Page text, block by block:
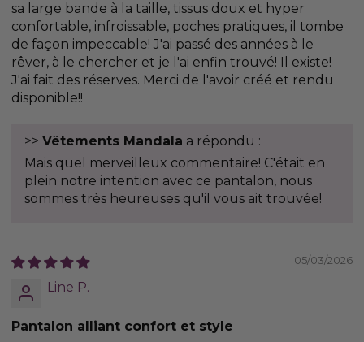
sa large bande à la taille, tissus doux et hyper
confortable, infroissable, poches pratiques, il tombe
de façon impeccable! J'ai passé des années à le
rêver, à le chercher et je l'ai enfin trouvé! Il existe!
J'ai fait des réserves. Merci de l'avoir créé et rendu
disponible!!
>>Vêtements Mandala a répondu :
Mais quel merveilleux commentaire! C'était en
plein notre intention avec ce pantalon, nous
sommes très heureuses qu'il vous ait trouvée!
05/03/2026
Line P.
Pantalon alliant confort et style